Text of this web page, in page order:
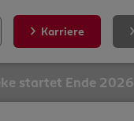
Karriere
startet Ende 2026